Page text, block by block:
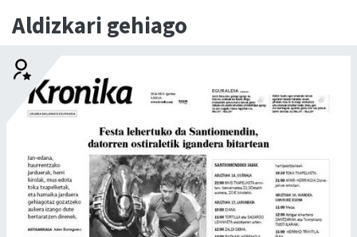
Aldizkari gehiago